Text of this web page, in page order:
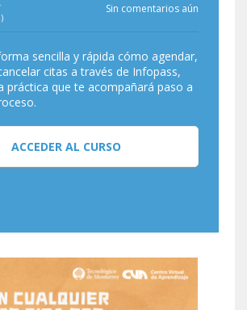
Sin comentarios aún
sencilla y rápida cómo agendar,
citas a través de Infopass,
práctica que te acompañará paso a
ACCEDER AL CURSO